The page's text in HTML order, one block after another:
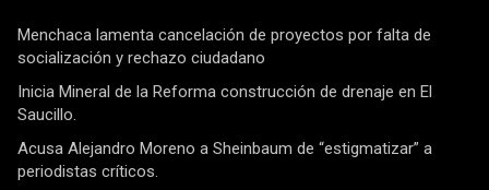
Menchaca lamenta cancelación de proyectos por falta de
socialización y rechazo ciudadano
Inicia Mineral de la Reforma construcción de drenaje en El
Saucillo.
Acusa Alejandro Moreno a Sheinbaum de “estigmatizar” a
periodistas críticos.